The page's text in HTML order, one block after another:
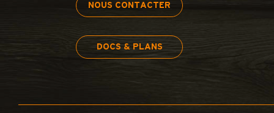
NOUS CONTACTER
DOCS & PLANS